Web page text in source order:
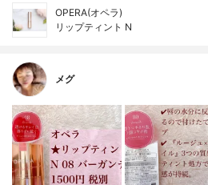
OPERA(オペラ)
リップティント N
メグ